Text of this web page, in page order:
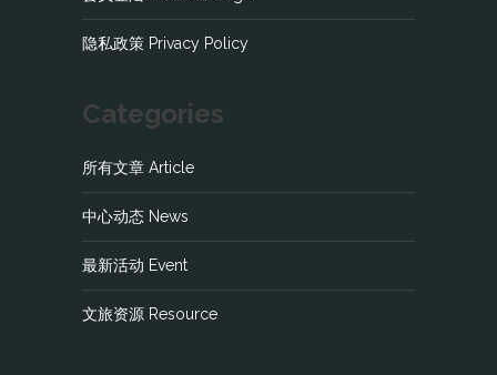
隐私政策 Privacy Policy
Categories
所有文章 Article
中心动态 News
最新活动 Event
文旅资源 Resource